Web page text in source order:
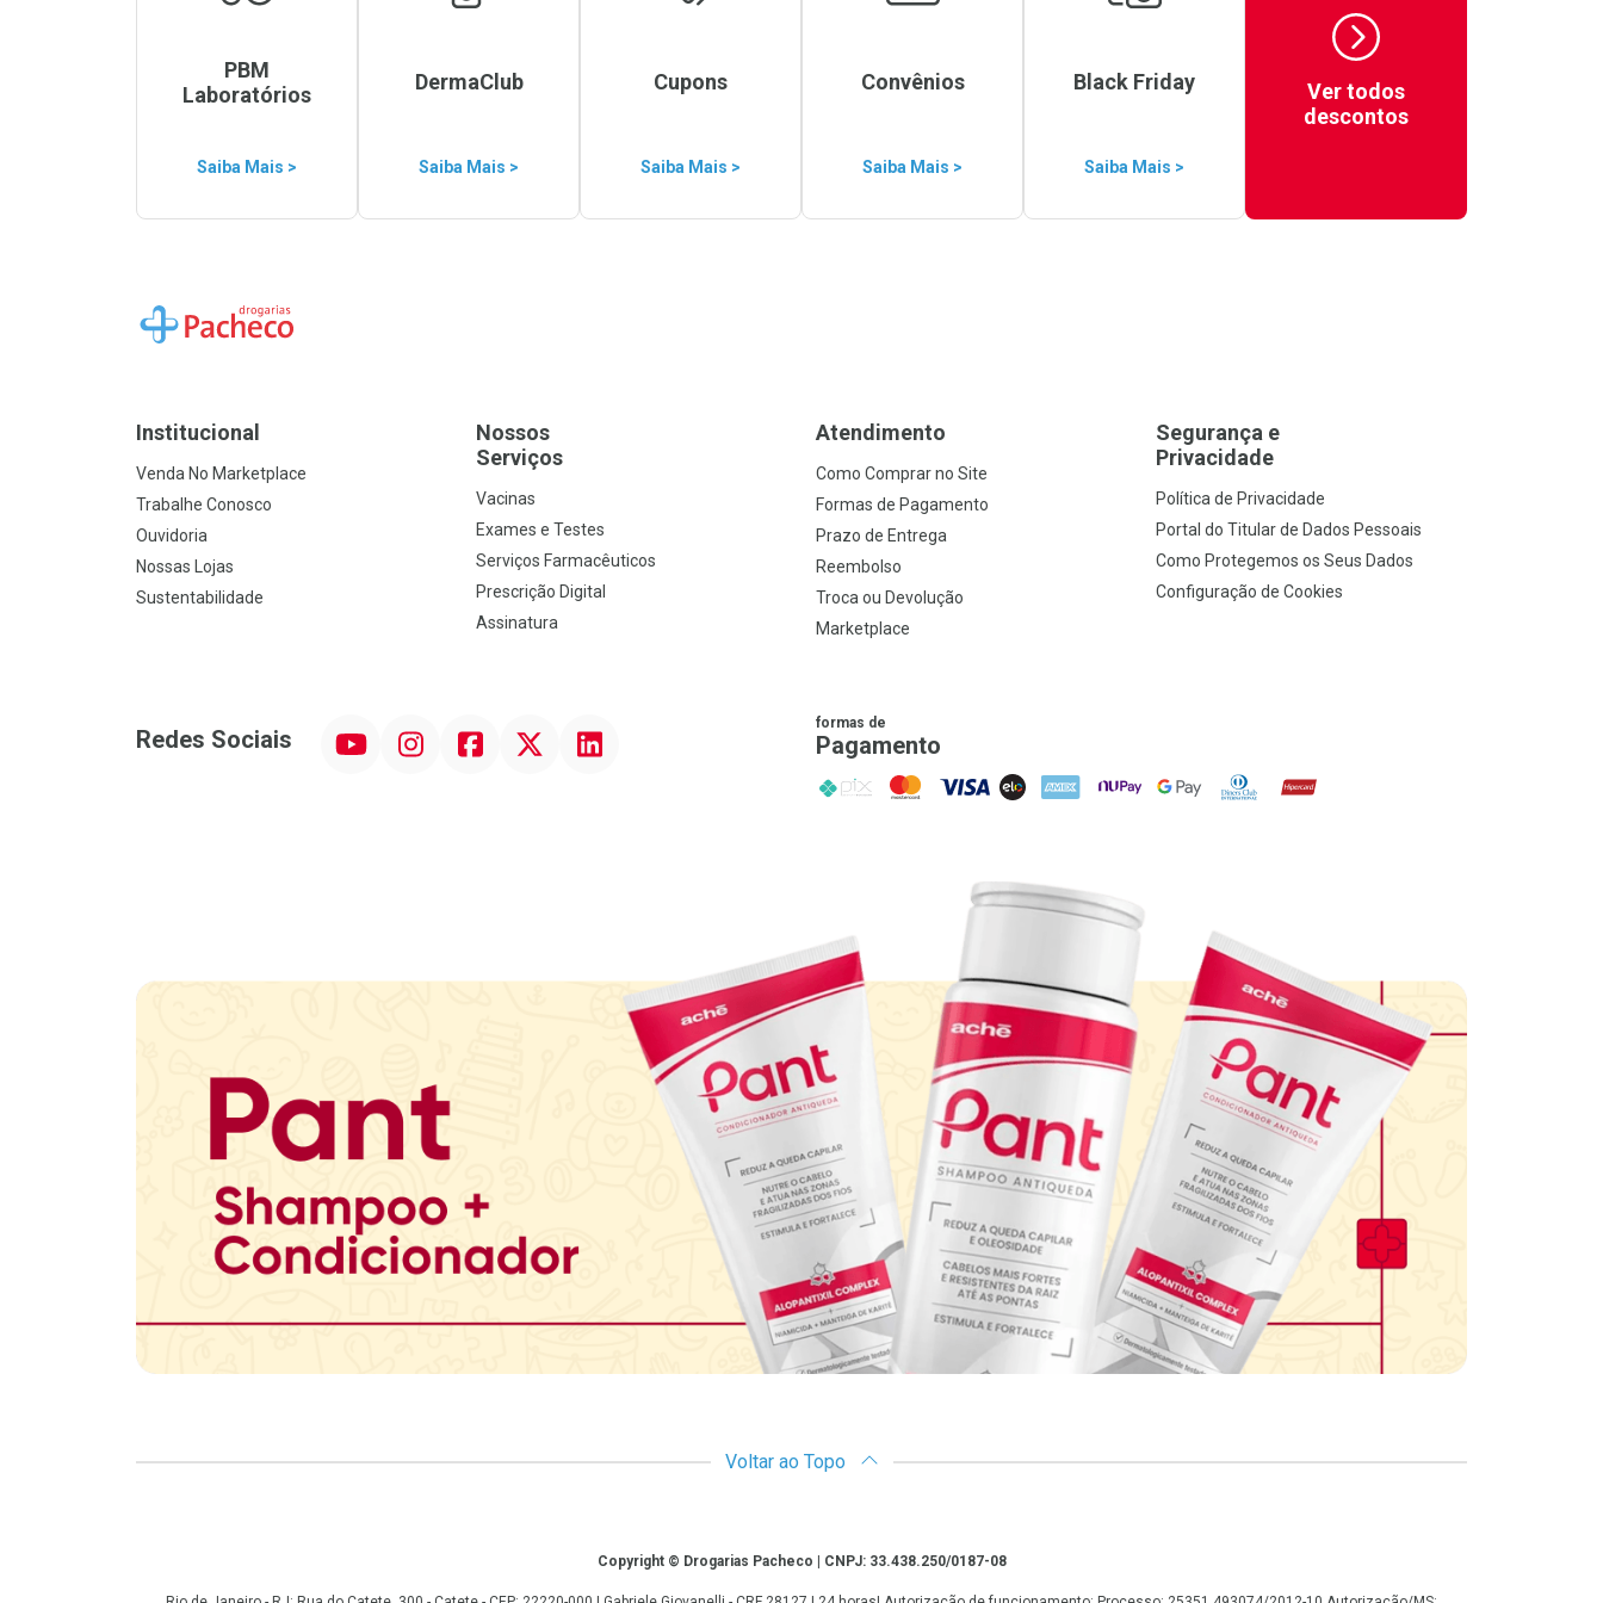
PBM
Laboratórios
Saiba Mais >
DermaClub
Saiba Mais >
Cupons
Saiba Mais >
Convênios
Saiba Mais >
Black Friday
Saiba Mais >
Ver todos
descontos
Ir para a Home
Institucional
Venda No Marketplace
Trabalhe Conosco
Ouvidoria
Nossas Lojas
Sustentabilidade
Nossos
Serviços
Vacinas
Exames e Testes
Serviços Farmacêuticos
Prescrição Digital
Assinatura
Atendimento
Como Comprar no Site
Formas de Pagamento
Prazo de Entrega
Reembolso
Troca ou Devolução
Marketplace
Segurança e
Privacidade
Política de Privacidade
Portal do Titular de Dados Pessoais
Como Protegemos os Seus Dados
Configuração de Cookies
Redes Sociais InstagramFacebookTwitter Linkedin formas de
Pagamento
PIX MasterCard
VISA ELO AMEX NuPay Google PayDiners ClubHipercard
Voltar ao Topo
Copyright © Drogarias Pacheco | CNPJ: 33.438.250/0187-08